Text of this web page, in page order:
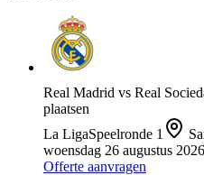
Real Madrid vs Real
plaatsen
La LigaSpeelronde 1
woensdag 26 augustus 2026
Offerte aanvragen